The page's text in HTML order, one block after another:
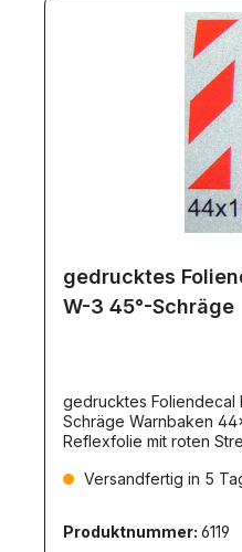
gedrucktes
W-3 45°-Schräge
gedrucktes Foliendecal
Schräge Warnbaken
Reflexfolie mit roten
universell einsetzbar.
Aufbauten aller Art-
Versandfertig in 5
Produktnummer: 6119